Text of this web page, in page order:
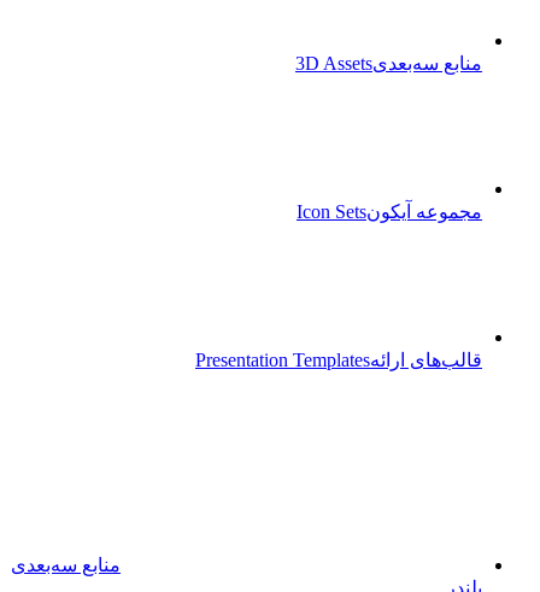
منابع سه‌بعدی3D Assets
مجموعه آیکون‌Icon Sets
قالب‌های ارائهPresentation Templates
منابع سه‌بعدی
بلندر